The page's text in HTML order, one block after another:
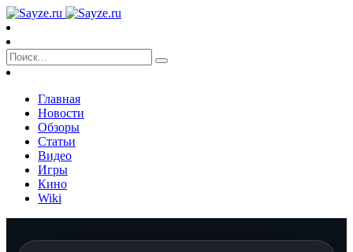
Главная
Новости
Обзоры
Статьи
Видео
Игры
Кино
Wiki